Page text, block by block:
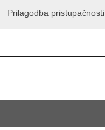
Prilagodba pristupačnosti